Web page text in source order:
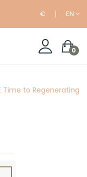
€ EN
0
Time to Regenerating